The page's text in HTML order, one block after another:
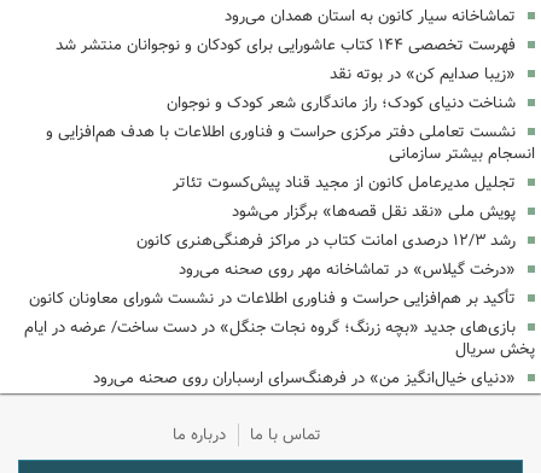
تماشاخانه سیار کانون به استان همدان می‌رود
فهرست تخصصی ۱۴۴ کتاب عاشورایی برای کودکان و نوجوانان منتشر شد
«زیبا صدایم کن» در بوته نقد
شناخت دنیای کودک؛ راز ماندگاری شعر کودک و نوجوان
نشست تعاملی دفتر مرکزی حراست و فناوری اطلاعات با هدف هم‌افزایی و
انسجام بیشتر سازمانی
تجلیل مدیرعامل کانون از مجید قناد پیش‌کسوت تئاتر
پویش ملی «نقد نقل قصه‌ها» برگزار می‌شود
رشد ۱۲/۳ درصدی امانت کتاب در مراکز فرهنگی‌هنری کانون
«درخت گیلاس» در تماشاخانه مهر روی صحنه می‌رود
تأکید بر هم‌افزایی حراست و فناوری اطلاعات در نشست شورای معاونان کانون
بازی‌های جدید «بچه زرنگ؛ گروه نجات جنگل» در دست ساخت/ عرضه در ایام
پخش سریال
«دنیای خیال‌انگیز من» در فرهنگ‌سرای ارسباران روی صحنه می‌رود
تماس با ما درباره ما